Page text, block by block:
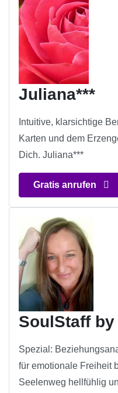
Juliana***
Intuitive, klarsichtige
Karten und dem
Dich. Juliana***
Gratis anrufen
SoulStaff
Spezial:
für emotionale Freiheit
Seelenweg hellfühlig